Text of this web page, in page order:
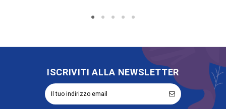
ISCRIVITI ALLA NEWSLETTER